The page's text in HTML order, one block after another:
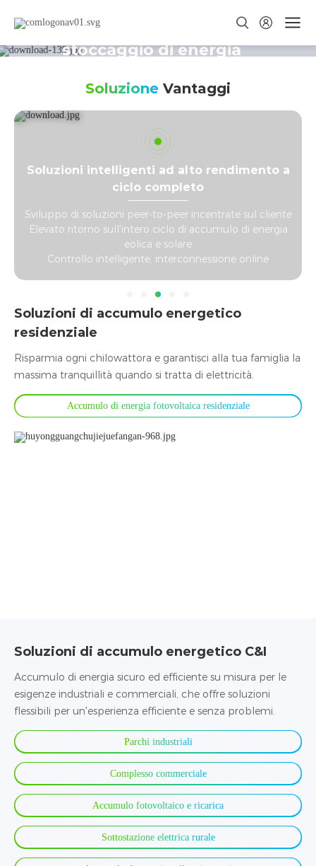
Soluzioni intelligenti per lo
stoccaggio di energia
Soluzione Vantaggi
Soluzioni intelligenti ad alto rendimento a
ciclo completo
Sviluppo di soluzioni peer-to-peer incentrate sul cliente
Elevato ritorno sull'intero ciclo di accumulo di energia
eolica e solare
Controllo intelligente, interconnessione online
Soluzioni di accumulo energetico
residenziale
Risparmia ogni chilowattora e garantisci alla tua famiglia la
massima tranquillità quando si tratta di elettricità.
Accumulo di energia fotovoltaica residenziale
Soluzioni di accumulo energetico C&I
Accumulo di energia sicuro ed efficiente su misura per le
esigenze industriali e commerciali, che offre soluzioni
flessibili per un'esperienza efficiente e senza problemi.
Parchi industriali
Complesso commerciale
Accumulo fotovoltaico e ricarica
Sottostazione elettrica rurale